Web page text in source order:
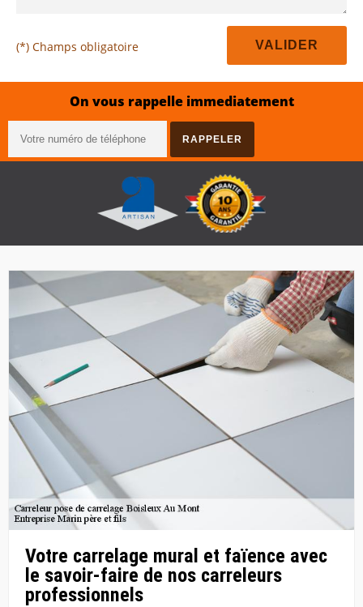
(*) Champs obligatoire
On vous rappelle immediatement
Votre carrelage mural et faïence avec
le savoir-faire de nos carreleurs
professionnels